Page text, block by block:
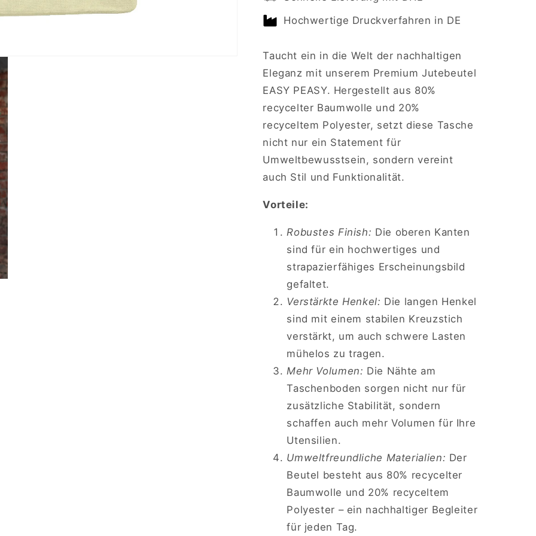
Hochwertige Druckverfahren in DE
Taucht ein in die Welt der nachhaltigen
Eleganz mit unserem Premium Jutebeutel
EASY PEASY. Hergestellt aus 80%
recycelter Baumwolle und 20%
recyceltem Polyester, setzt diese Tasche
nicht nur ein Statement für
Umweltbewusstsein, sondern vereint
auch Stil und Funktionalität.
Vorteile:
Robustes Finish: Die oberen Kanten
sind für ein hochwertiges und
strapazierfähiges Erscheinungsbild
gefaltet.
Verstärkte Henkel: Die langen Henkel
sind mit einem stabilen Kreuzstich
verstärkt, um auch schwere Lasten
mühelos zu tragen.
Mehr Volumen: Die Nähte am
Taschenboden sorgen nicht nur für
zusätzliche Stabilität, sondern
schaffen auch mehr Volumen für Ihre
Utensilien.
Umweltfreundliche Materialien: Der
Beutel besteht aus 80% recycelter
Baumwolle und 20% recyceltem
Polyester – ein nachhaltiger Begleiter
für jeden Tag.